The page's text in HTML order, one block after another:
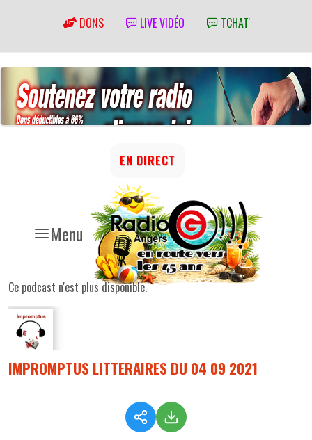
DONS LIVE VIDÉO TCHAT'
Menu
EN DIRECT
Ce podcast n'est plus disponible.
IMPROMPTUS LITTERAIRES DU 04 09 2021